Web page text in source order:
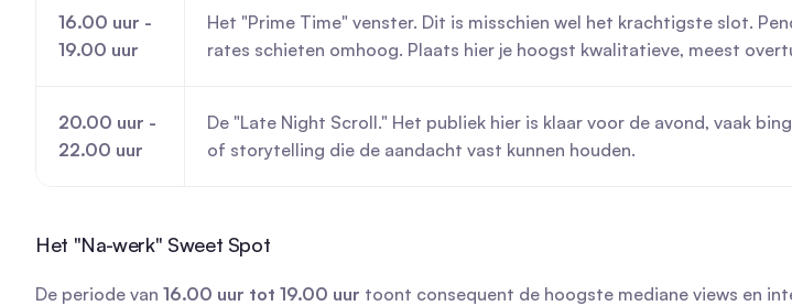
16.00 uur -
19.00 uur
Het "Prime Time" venster. Dit is misschien wel het krachtigste slot.
rates schieten omhoog. Plaats hier je hoogst kwalitatieve, meest
20.00 uur -
22.00 uur
De "Late Night Scroll." Het publiek hier is klaar voor de avond, vaak
of storytelling die de aandacht vast kunnen houden.
Het "Na-werk" Sweet Spot
De periode van 16.00 uur tot 19.00 uur toont consequent de hoogste mediane views en